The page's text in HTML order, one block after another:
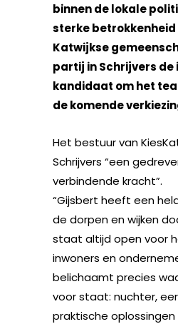
binnen de lokale
sterke betrokkenheid
Katwijkse
partij in Schrijvers de
kandidaat om het
de komende
Het bestuur van
Schrijvers “een
verbindende kracht”.
“Gijsbert heeft een
de dorpen en wijken
staat altijd open voor
inwoners en
belichaamt precies
voor staat: nuchter,
praktische oplossingen